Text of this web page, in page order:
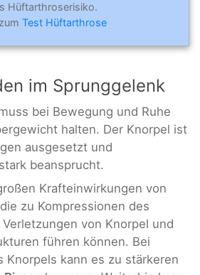
Hüftarthroserisiko.
Test Hüftarthrose
im Sprunggelenk
bei Bewegung und Ruhe
halten. Der Knorpel ist
ausgesetzt und
beansprucht.
Krafteinwirkungen von
zu Kompressionen des
von Knorpel und
führen können. Bei
Knorpels kann es zu stärkeren